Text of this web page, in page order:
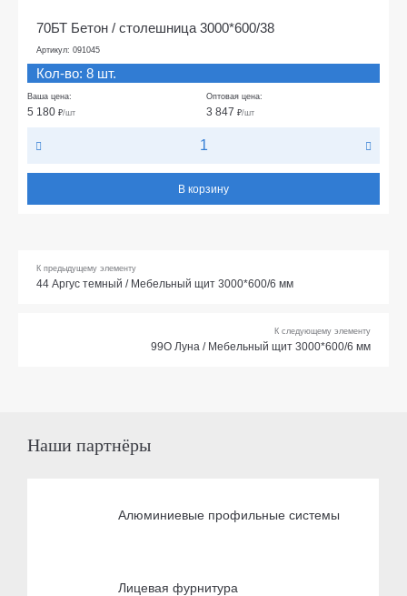
70БТ Бетон / столешница 3000*600/38
Артикул: 091045
Кол-во: 8 шт.
Ваша цена:
5 180 ₽/шт
Оптовая цена:
3 847 ₽/шт
В корзину
К предыдущему элементу
44 Аргус темный / Мебельный щит 3000*600/6 мм
К следующему элементу
99О Луна / Мебельный щит 3000*600/6 мм
Наши партнёры
Алюминиевые профильные системы
Лицевая фурнитура